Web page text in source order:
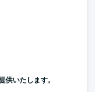
いたします。